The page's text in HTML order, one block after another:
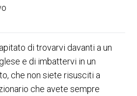
di trovarvi davanti a un
e di imbattervi in un
che non siete risusciti a
che avete sempre